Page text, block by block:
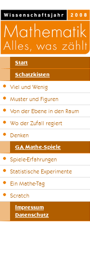
Start
Schatzkisten
Viel und Wenig
Muster und Figuren
Von der Ebene in den Raum
Wo der Zufall regiert
Denken
GA Mathe-Spiele
Spiele-Erfahrungen
Statistische Experimente
Ein Mathe-Tag
Scratch
Impressum
Datenschutz